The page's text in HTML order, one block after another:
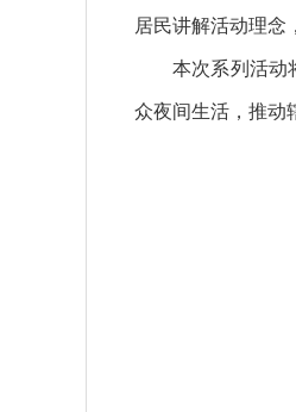
居民讲解活动理念
本次系列活动
众夜间生活，推动